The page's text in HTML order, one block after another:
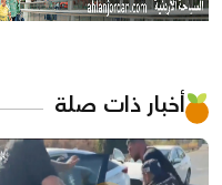
أخبار ذات صلة